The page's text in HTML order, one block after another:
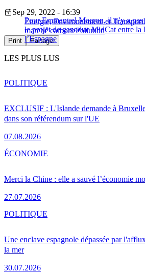
Pour Emmanuel Macron, il n’y a pas
le projet de gazoduc MidCat entre la
l’Espagne
Sep 29, 2022 - 16:39
Energie, Environnement et Transport
marché carbonePollution
Print Partager
LES PLUS LUS
EXCLUSIF : L'Islande demande à
dans son référendum sur l'UE
07.08.2026
POLITIQUE
Merci la Chine : elle a sauvé l’économie
27.07.2026
ÉCONOMIE
Une enclave espagnole dépassée par
la mer
30.07.2026
POLITIQUE